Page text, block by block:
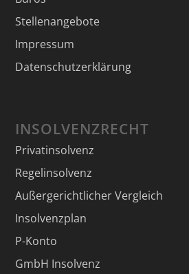
Stellenangebote
Impressum
Datenschutzerklärung
INSOLVENZRECHT
Privatinsolvenz
Regelinsolvenz
Außergerichtlicher Vergleich
Insolvenzplan
P-Konto
GmbH Insolvenz